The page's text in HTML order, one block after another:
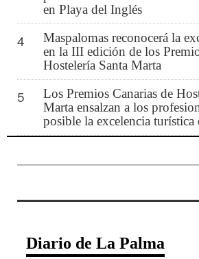
en Playa del Inglés
4
Maspalomas reconocerá la
en la III edición de los
Hostelería Santa Marta
5
Los Premios Canarias de
Marta ensalzan a los
posible la excelencia turística
Diario de La Palma